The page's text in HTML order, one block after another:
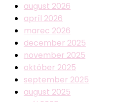
august 2026
apríl 2026
marec 2026
december 2025
november 2025
október 2025
september 2025
august 2025